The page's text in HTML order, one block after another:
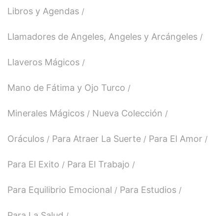
Libros y Agendas
Llamadores de Angeles, Angeles y Arcángeles
Llaveros Mágicos
Mano de Fátima y Ojo Turco
Minerales Mágicos Nueva Colección
Oráculos Para Atraer La Suerte Para El Amor
Para El Exito Para El Trabajo
Para Equilibrio Emocional Para Estudios